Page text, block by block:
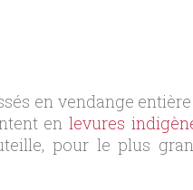
en vendange entière
enlevures
pour le plus